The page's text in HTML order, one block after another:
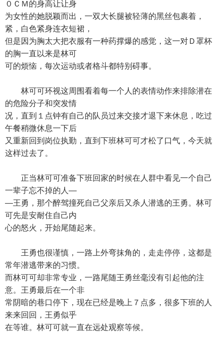
０ＣＭ的身高让让身
为女性的她脱颖而出，一双大长腿被轻薄的黑丝包裹着，
紧，白色紧身连衣短裙，
但是因为胸太大把衣服有一种药撑爆的感觉，这一对Ｄ罩杯
的胸一直以来是林可
可的烦恼，每次运动或者格斗都特别碍事。
林可可环视这周围看着每一个人的表情动作来排除潜在
的危险分子和突发情
况，直到１点钟有自己的队员过来交接才退下来休息，吃过
午餐稍微休息一下后
又重新回到岗位执勤，直到下班林可可才松了口气，今天就
这样过去了。
正当林可可准备下班回家的时候在人群中看见一个自己
一辈子忘不掉的人—
—王勇，那个醉驾撞死自己父亲后又杀人潜逃的王勇。林可
可先是安耐住自己内
心的怒火，开始尾随起来。
王勇也很谨慎，一路上外弯抹角的，走走停停，这都是
常年潜逃带来的习惯。
而林可可却非常专业，一路尾随王勇丝毫没有引起他的注
意。王勇最后在一个非
常阴暗的巷口停下，现在已经是晚上７点多，很多下班的人
来来回回，王勇似乎
在等谁。林可可就一直在远处观察等候。